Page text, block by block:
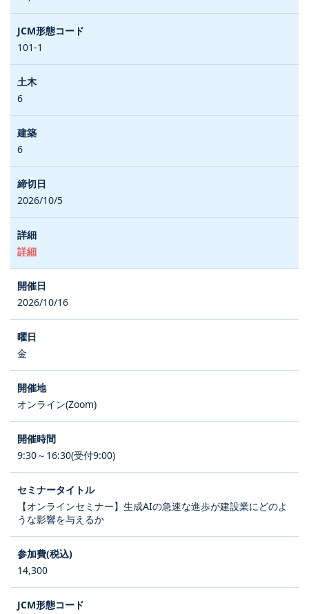
101-1
6
6
2026/10/5
詳細
2026/10/16
金
オンライン(Zoom)
9:30～16:30(受付9:00)
【オンラインセミナー】生成AIの急速な進歩が建設業にどのよ
うな影響を与えるか
14,300